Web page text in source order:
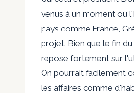
venus à un moment où
pays comme France
projet. Bien que le fin du
repose fortement sur
On pourrait facilement
les affaires comme